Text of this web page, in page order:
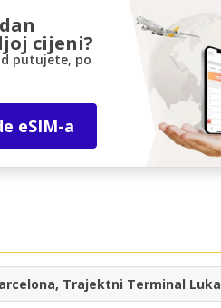
cijeni?
putujete, po
eSIM-a
Trajektni Terminal Luka